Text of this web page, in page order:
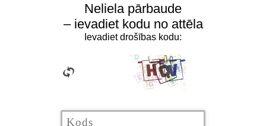
Neliela pārbaude
– ievadiet kodu no attēla
Ievadiet drošības kodu: